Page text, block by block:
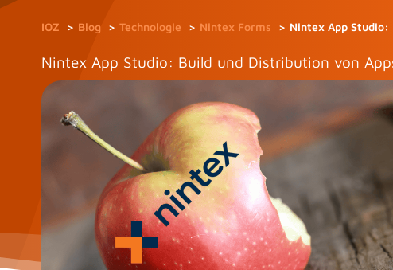
IOZ Blog Technologie Nintex Forms Nintex App
Nintex App Studio: Build und Distribution von